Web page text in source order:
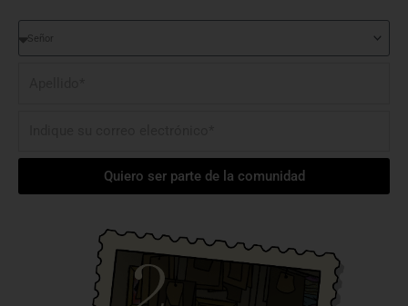
Quiero ser parte de la comunidad